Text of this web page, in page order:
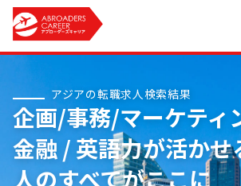
アジアの転職求人検索結果
企画/事務/マーケティ
金融 / 英語力が活かせ
人のすべてがここに